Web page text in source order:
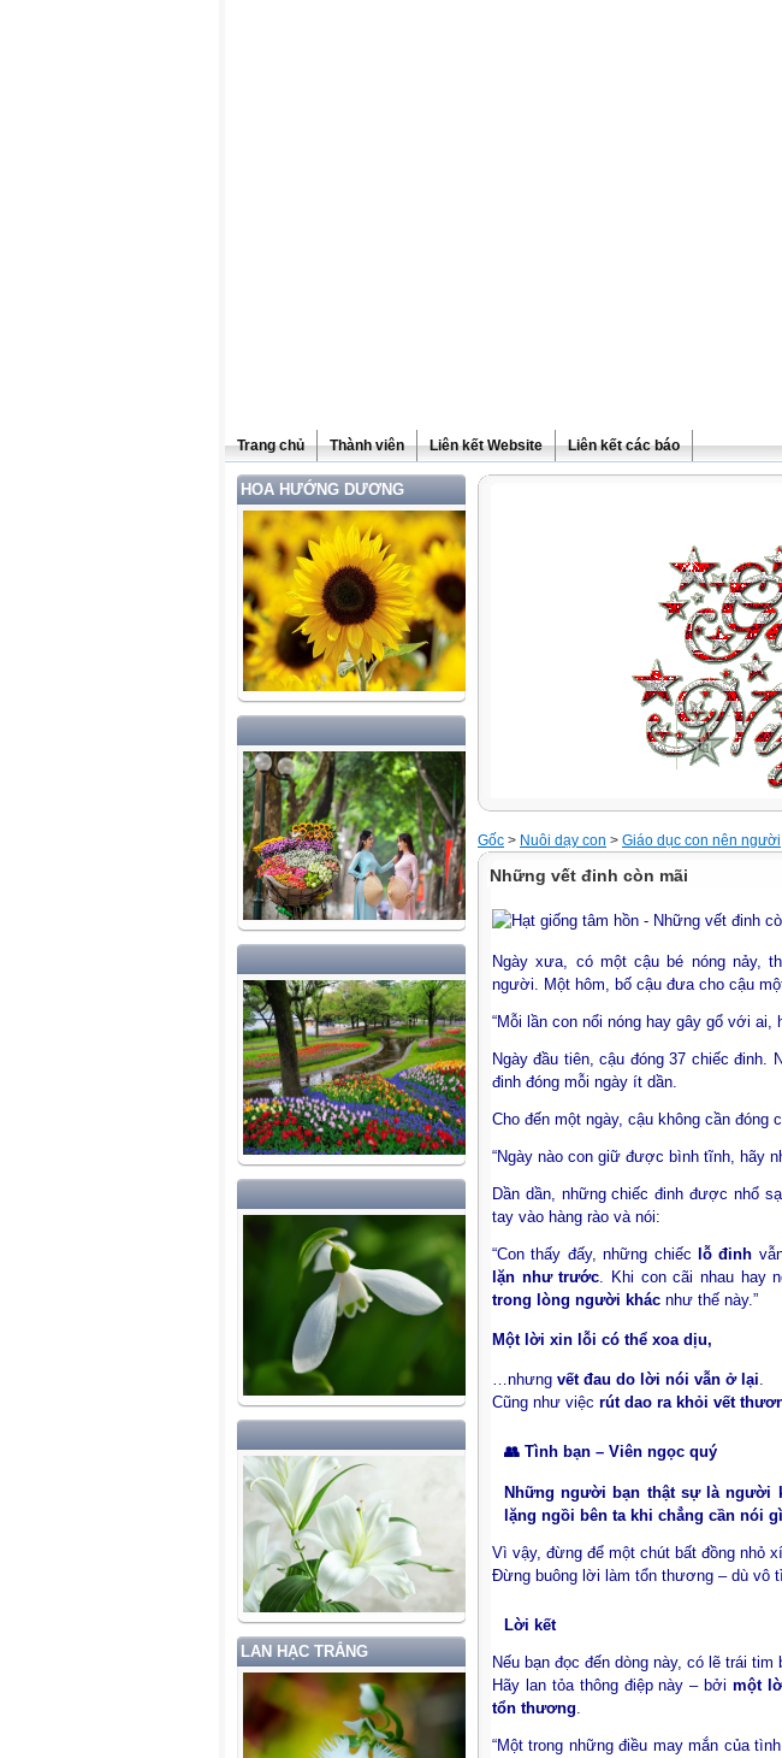
Trang chủ Thành viên Liên kết Website Liên kết các báo
HOA HƯỚNG DƯƠNG
LAN HẠC TRẮNG
Gốc > Nuôi dạy con > Giáo dục con nên người
Những vết đinh còn mãi
Ngày xưa, có một cậu bé nóng nảy,
người. Một hôm, bố cậu đưa cho cậu
“Mỗi lần con nổi nóng hay gây gổ với ai,
Ngày đầu tiên, cậu đóng 37 chiếc đinh.
đinh đóng mỗi ngày ít dần.
Cho đến một ngày, cậu không cần đóng
“Ngày nào con giữ được bình tĩnh, hãy
Dần dần, những chiếc đinh được nhổ
tay vào hàng rào và nói:
“Con thấy đấy, những chiếc lỗ đinh
lặn như trước. Khi con cãi nhau hay
trong lòng người khác như thế này.”
Một lời xin lỗi có thể xoa dịu,
…nhưng vết đau do lời nói vẫn ở lại.
Cũng như việc rút dao ra khỏi vết
👥 Tình bạn – Viên ngọc quý
Những người bạn thật sự là người
lặng ngồi bên ta khi chẳng cần nói
Vì vậy, đừng để một chút bất đồng nhỏ
Đừng buông lời làm tổn thương – dù vô
Lời kết
Nếu bạn đọc đến dòng này, có lẽ trái tim
Hãy lan tỏa thông điệp này – bởimột
tổn thương.
“Một trong những điều may mắn của